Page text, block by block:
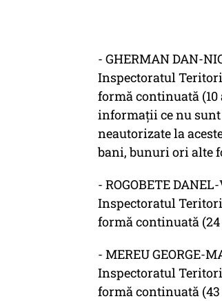
- GHERMAN DAN-
Inspectoratul
formă continuată
informaţii ce nu
neautorizate la
bani, bunuri ori alte
- ROGOBETE
Inspectoratul
formă continuată
- MEREU GEORGE-
Inspectoratul
formă continuată